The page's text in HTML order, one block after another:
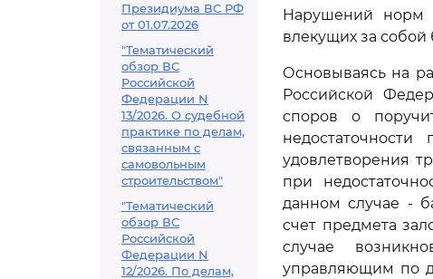
Президиума ВС РФ
от 01.07.2026
"Тематический
обзор ВС
Российской
Федерации N
13/2026. О судебной
практике по делам,
связанным с
самовольным
строительством"
"Тематический
обзор ВС
Российской
Федерации N
12/2026. По делам,
Нарушений норм
влекущих за собой
Основываясь на
Российской
споров о
удовлетворения
при
данном случае -
счет предмета
случае
управляющим по